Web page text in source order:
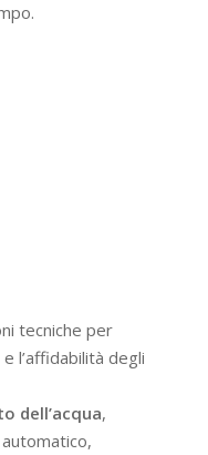
tecniche per
l’affidabilità degli
dell’acqua,